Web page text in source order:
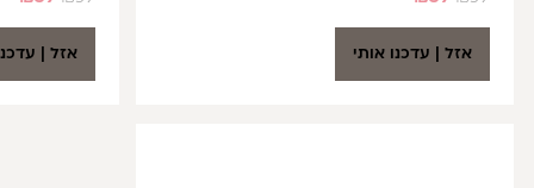
אזל | עדכנו אותי אזל |